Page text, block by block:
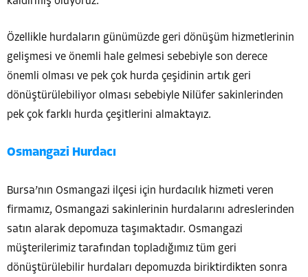
Özellikle hurdaların günümüzde geri dönüşüm hizmetlerinin
gelişmesi ve önemli hale gelmesi sebebiyle son derece
önemli olması ve pek çok hurda çeşidinin artık geri
dönüştürülebiliyor olması sebebiyle Nilüfer sakinlerinden
pek çok farklı hurda çeşitlerini almaktayız.
Osmangazi Hurdacı
Bursa’nın Osmangazi ilçesi için hurdacılık hizmeti veren
firmamız, Osmangazi sakinlerinin hurdalarını adreslerinden
satın alarak depomuza taşımaktadır. Osmangazi
müşterilerimiz tarafından topladığımız tüm geri
dönüştürülebilir hurdaları depomuzda biriktirdikten sonra